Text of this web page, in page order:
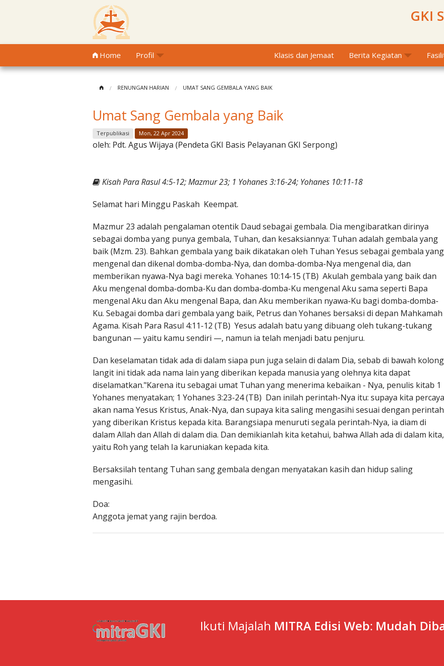
GKI
Home Profil Klasis dan Jemaat Berita Kegiatan
RENUNGAN HARIAN UMAT SANG GEMBALA YANG BAIK
Umat Sang Gembala yang Baik
Terpublikasi Mon, 22 Apr 2024
oleh: Pdt. Agus Wijaya (Pendeta GKI Basis Pelayanan GKI Serpong)
Kisah Para Rasul 4:5-12; Mazmur 23; 1 Yohanes 3:16-24; Yohanes 10:11-18
Selamat hari Minggu Paskah Keempat.
Mazmur 23 adalah pengalaman otentik Daud sebagai gembala. Dia mengibaratkan dirinya
sebagai domba yang punya gembala, Tuhan, dan kesaksiannya: Tuhan adalah gembala yang
baik (Mzm. 23). Bahkan gembala yang baik dikatakan oleh Tuhan Yesus sebagai gembala yang
mengenal dan dikenal domba-domba-Nya, dan domba-domba-Nya mengenal dia, dan
memberikan nyawa-Nya bagi mereka. Yohanes 10:14-15 (TB) Akulah gembala yang baik dan
Aku mengenal domba-domba-Ku dan domba-domba-Ku mengenal Aku sama seperti Bapa
mengenal Aku dan Aku mengenal Bapa, dan Aku memberikan nyawa-Ku bagi domba-domba-
Ku. Sebagai domba dari gembala yang baik, Petrus dan Yohanes bersaksi di depan Mahkamah
Agama. Kisah Para Rasul 4:11-12 (TB) Yesus adalah batu yang dibuang oleh tukang-tukang
bangunan — yaitu kamu sendiri —, namun ia telah menjadi batu penjuru.
Dan keselamatan tidak ada di dalam siapa pun juga selain di dalam Dia, sebab di bawah kolong
langit ini tidak ada nama lain yang diberikan kepada manusia yang olehnya kita dapat
diselamatkan."Karena itu sebagai umat Tuhan yang menerima kebaikan - Nya, penulis kitab 1
Yohanes menyatakan; 1 Yohanes 3:23-24 (TB) Dan inilah perintah-Nya itu: supaya kita percaya
akan nama Yesus Kristus, Anak-Nya, dan supaya kita saling mengasihi sesuai dengan perintah
yang diberikan Kristus kepada kita. Barangsiapa menuruti segala perintah-Nya, ia diam di
dalam Allah dan Allah di dalam dia. Dan demikianlah kita ketahui, bahwa Allah ada di dalam kita,
yaitu Roh yang telah Ia karuniakan kepada kita.
Bersaksilah tentang Tuhan sang gembala dengan menyatakan kasih dan hidup saling
mengasihi.
Doa:
Anggota jemat yang rajin berdoa.
Ikuti Majalah MITRA Edisi Web: Mudah